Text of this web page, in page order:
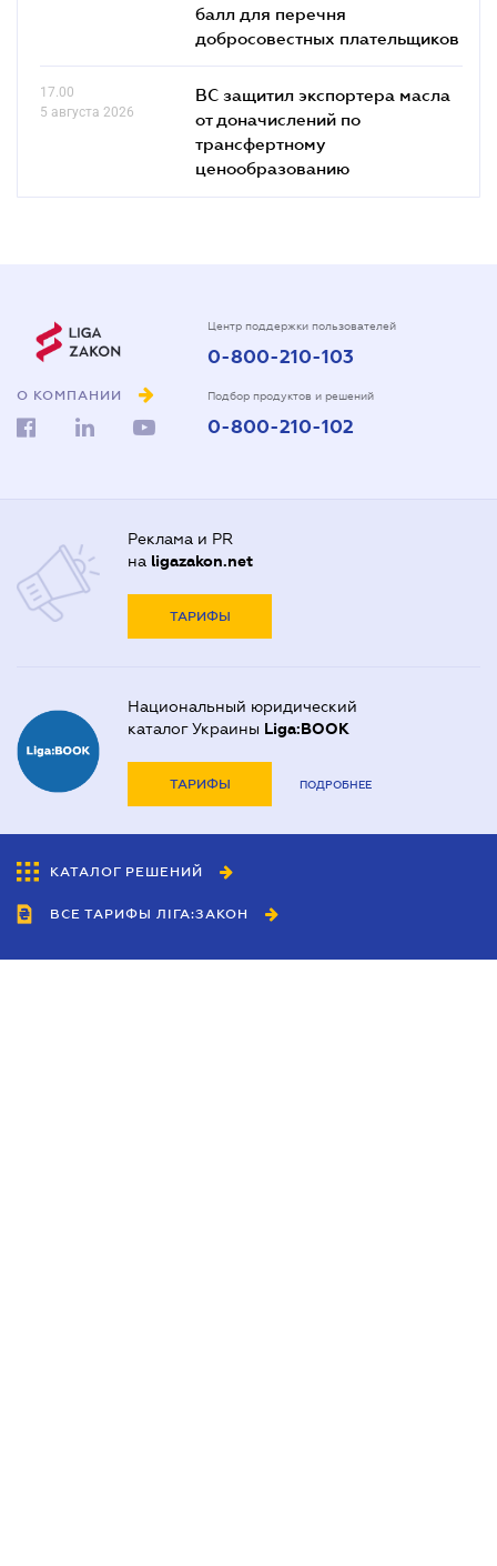
балл для перечня
добросовестных плательщиков
17.00
5 августа 2026
ВС защитил экспортера масла
от доначислений по
трансфертному
ценообразованию
О КОМПАНИИ
Центр поддержки пользователей
0-800-210-103
Подбор продуктов и решений
0-800-210-102
Реклама и PR
на ligazakon.net
ТАРИФЫ
Национальный юридический
каталог Украины Liga:BOOK
ТАРИФЫ ПОДРОБНЕЕ
КАТАЛОГ РЕШЕНИЙ
ВСЕ ТАРИФЫ ЛІГА:ЗАКОН